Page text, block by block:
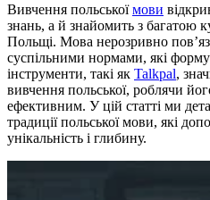
Вивчення польськоїмови
знань, а й знайомить з багатою
Польщі. Мова нерозривно
суспільними нормами, які
інструменти, такі як Talkpal,
вивчення польської, роблячи
ефективним. У цій статті ми
традиції польської мови, які
унікальність і глибину.